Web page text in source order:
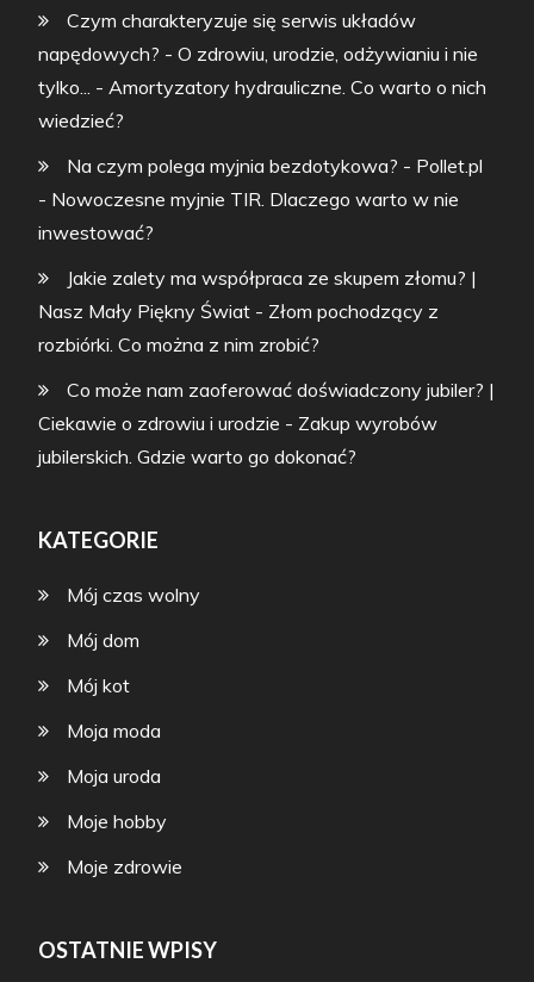
Czym charakteryzuje się serwis układów
napędowych? - O zdrowiu, urodzie, odżywianiu i nie
tylko... -Amortyzatory hydrauliczne. Co warto o nich
wiedzieć?
Na czym polega myjnia bezdotykowa? - Pollet.pl
- Nowoczesne myjnie TIR. Dlaczego warto w nie
inwestować?
Jakie zalety ma współpraca ze skupem złomu? |
Nasz Mały Piękny Świat - Złom pochodzący z
rozbiórki. Co można z nim zrobić?
Co może nam zaoferować doświadczony jubiler? |
Ciekawie o zdrowiu i urodzie - Zakup wyrobów
jubilerskich. Gdzie warto go dokonać?
KATEGORIE
Mój czas wolny
Mój dom
Mój kot
Moja moda
Moja uroda
Moje hobby
Moje zdrowie
OSTATNIE WPISY